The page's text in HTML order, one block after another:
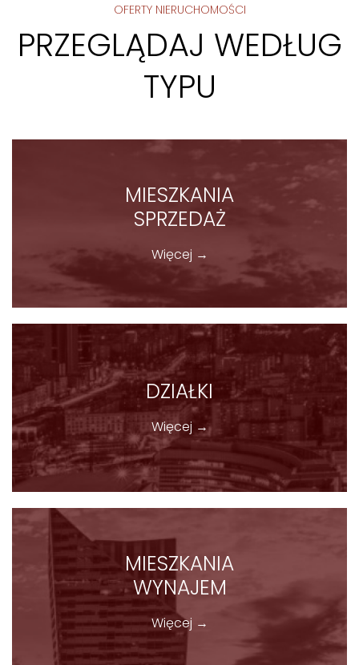
OFERTY NIERUCHOMOŚCI
PRZEGLĄDAJ WEDŁUG
TYPU
MIESZKANIA
SPRZEDAŻ
Więcej →
DZIAŁKI
Więcej →
MIESZKANIA
WYNAJEM
Więcej →